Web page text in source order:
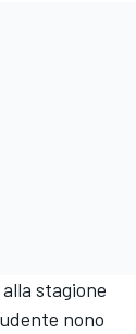
stagione
nono